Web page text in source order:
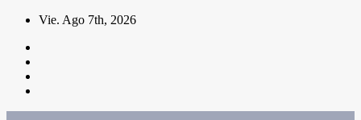
Saltar
contenido
Vie. Ago 7th, 2026